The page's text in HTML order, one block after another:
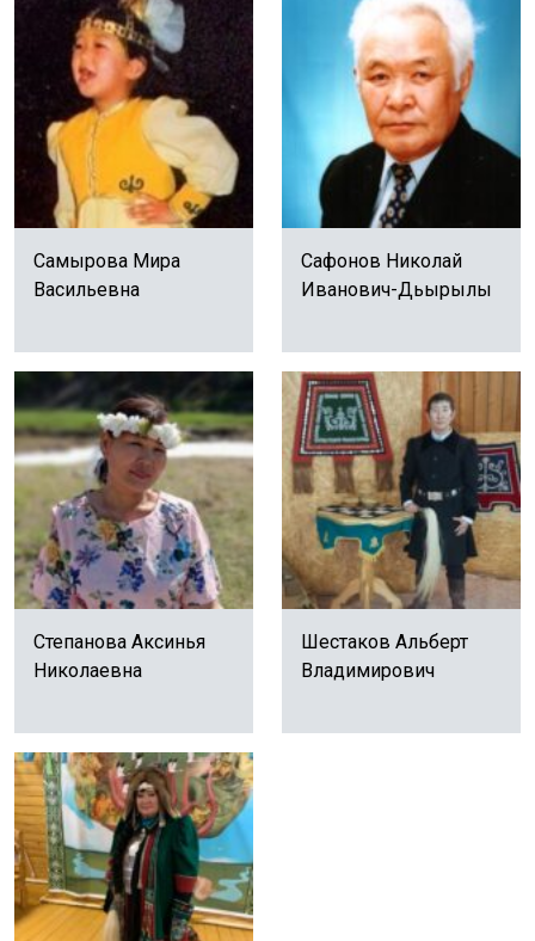
Самырова Мира
Васильевна
Сафонов Николай
Иванович-Дьырылы
Степанова Аксинья
Николаевна
Шестаков Альберт
Владимирович